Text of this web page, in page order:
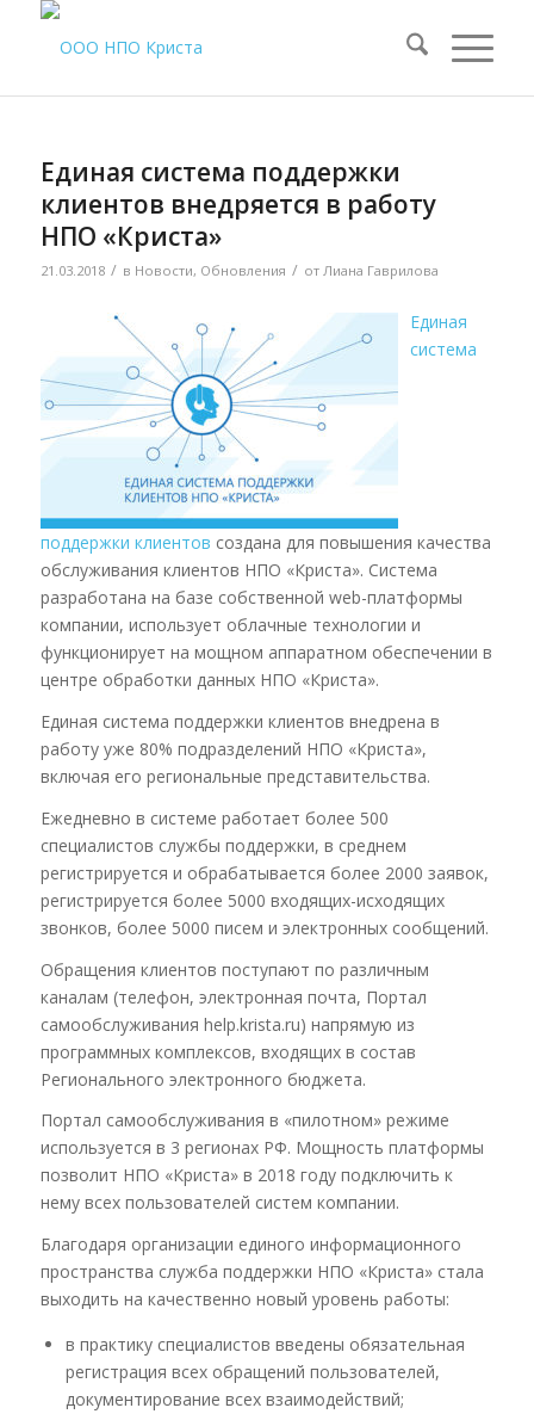
Единая система поддержки
клиентов внедряется в работу
НПО «Криста»
21.03.2018 / в Новости, Обновления / от Лиана Гаврилова
Единая
система
поддержки клиентов создана для повышения качества
обслуживания клиентов НПО «Криста». Система
разработана на базе собственной web-платформы
компании, использует облачные технологии и
функционирует на мощном аппаратном обеспечении в
центре обработки данных НПО «Криста».
Единая система поддержки клиентов внедрена в
работу уже 80% подразделений НПО «Криста»,
включая его региональные представительства.
Ежедневно в системе работает более 500
специалистов службы поддержки, в среднем
регистрируется и обрабатывается более 2000 заявок,
регистрируется более 5000 входящих-исходящих
звонков, более 5000 писем и электронных сообщений.
Обращения клиентов поступают по различным
каналам (телефон, электронная почта, Портал
самообслуживания help.krista.ru) напрямую из
программных комплексов, входящих в состав
Регионального электронного бюджета.
Портал самообслуживания в «пилотном» режиме
используется в 3 регионах РФ. Мощность платформы
позволит НПО «Криста» в 2018 году подключить к
нему всех пользователей систем компании.
Благодаря организации единого информационного
пространства служба поддержки НПО «Криста» стала
выходить на качественно новый уровень работы:
в практику специалистов введены обязательная
регистрация всех обращений пользователей,
документирование всех взаимодействий;